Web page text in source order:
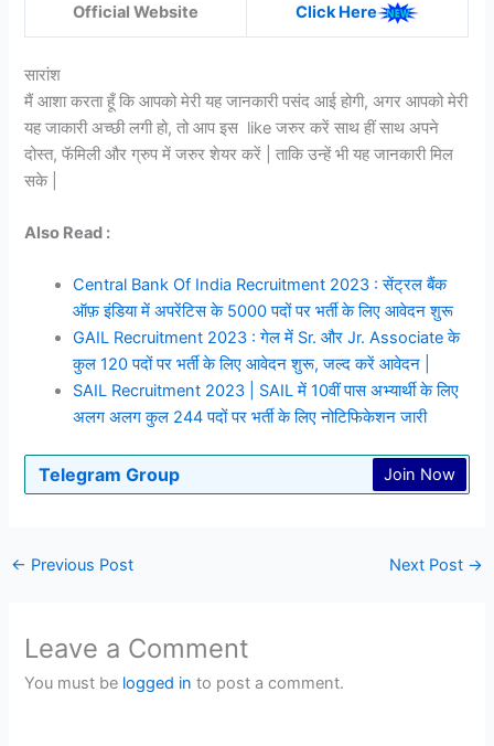
Official Website Click Here
सारांश
मैं आशा करता हूँ कि आपको मेरी यह जानकारी पसंद आई होगी, अगर आपको मेरी
यह जाकारी अच्छी लगी हो, तो आप इस like जरुर करें साथ हीं साथ अपने
दोस्त, फॅमिली और ग्रुप में जरुर शेयर करें | ताकि उन्हें भी यह जानकारी मिल
सके |
Also Read :
Central Bank Of India Recruitment 2023 : सेंट्रल बैंक
ऑफ़ इंडिया में अपरेंटिस के 5000 पदों पर भर्ती के लिए आवेदन शुरू
GAIL Recruitment 2023 : गेल में Sr. और Jr. Associate के
कुल 120 पदों पर भर्ती के लिए आवेदन शुरू, जल्द करें आवेदन |
SAIL Recruitment 2023 | SAIL में 10वीं पास अभ्यार्थी के लिए
अलग अलग कुल 244 पदों पर भर्ती के लिए नोटिफिकेशन जारी
Telegram Group Join Now
← Previous Post Next Post →
Leave a Comment
You must be logged in to post a comment.